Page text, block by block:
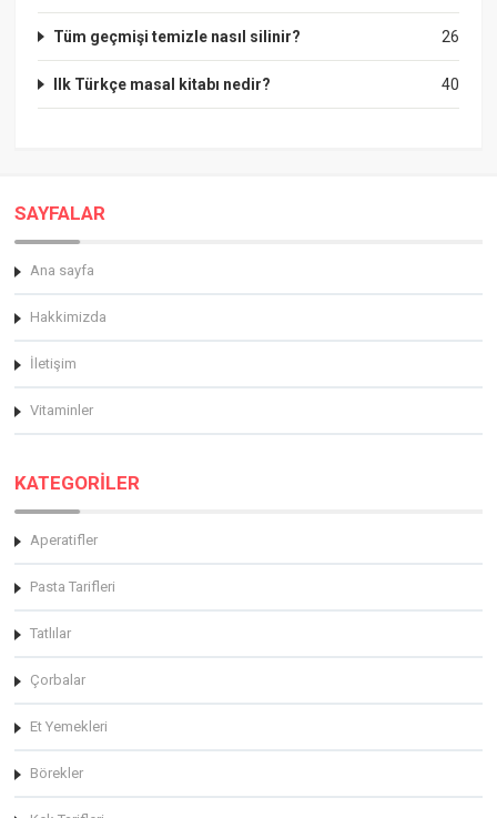
26
Tüm geçmişi temizle nasıl silinir?
40
Ilk Türkçe masal kitabı nedir?
SAYFALAR
Ana sayfa
Hakkimizda
İletişim
Vitaminler
KATEGORİLER
Aperatifler
Pasta Tarifleri
Tatlılar
Çorbalar
Et Yemekleri
Börekler